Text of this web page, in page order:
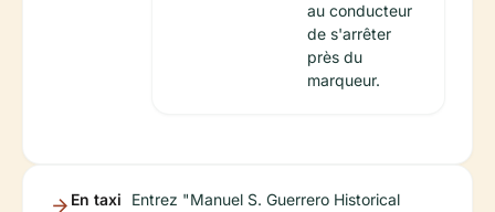
au conducteur
de s'arrêter
près du
marqueur.
En taxi
Entrez "Manuel S. Guerrero Historical